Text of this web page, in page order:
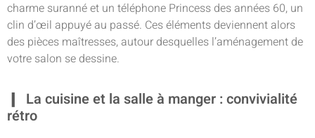
charme suranné et un téléphone Princess des années 60, un
clin d’œil appuyé au passé. Ces éléments deviennent alors
des pièces maîtresses, autour desquelles l’aménagement de
votre salon se dessine.
La cuisine et la salle à manger : convivialité
rétro